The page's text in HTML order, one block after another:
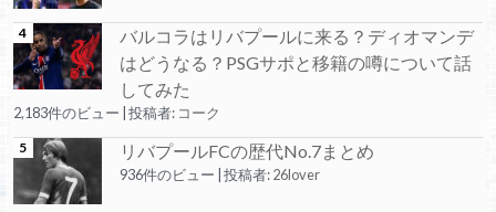
バルコラはリバプールに来る？ディオマンデ
はどうなる？PSGサポと移籍の噂について話
してみた
2,183件のビュー 投稿者: コーク
リバプールFCの歴代No.7まとめ
936件のビュー 投稿者:26lover